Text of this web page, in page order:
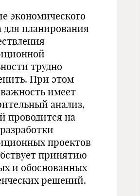
экономического
для планирования
трудно
При этом
имеет
анализ,
проводится на
проектов
принятию
и обоснованных
решений.